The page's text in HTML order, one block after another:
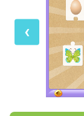
Перетягивай
наверх так,
правильные
оставь
‹